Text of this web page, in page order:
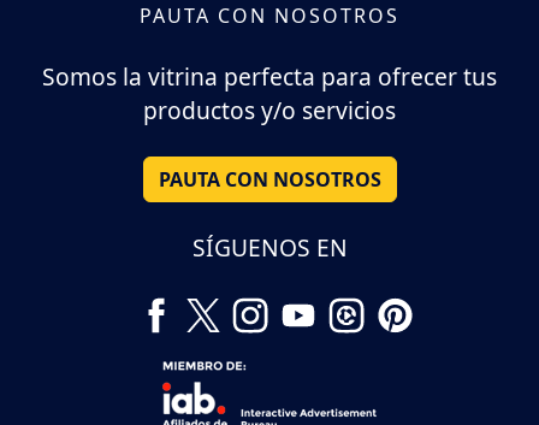
PAUTA CON NOSOTROS
Somos la vitrina perfecta para ofrecer tus
productos y/o servicios
PAUTA CON NOSOTROS
SÍGUENOS EN